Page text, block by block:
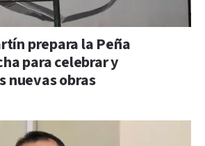
prepara la Peña
para celebrar y
nuevas obras